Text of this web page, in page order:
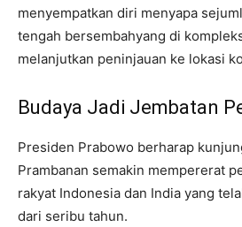
menyempatkan diri menyapa
tengah bersembahyang di
melanjutkan peninjauan ke lokasi
Budaya Jadi Jembatan
Presiden Prabowo berharap
Prambanan semakin mempererat
rakyat Indonesia dan India yang
dari seribu tahun.